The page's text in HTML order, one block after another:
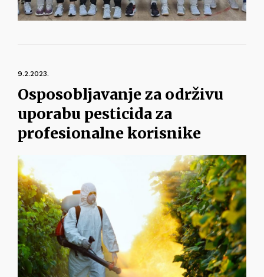
9.2.2023.
Osposobljavanje za održivu
uporabu pesticida za
profesionalne korisnike